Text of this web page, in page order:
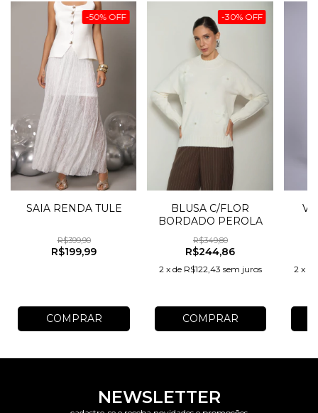
-50% OFF
SAIA RENDA TULE
R$399,90
R$199,99
COMPRAR
-30% OFF
BLUSA C/FLOR
BORDADO PEROLA
R$349,80
R$244,86
2 x de R$122,43 sem juros
COMPRAR
2 x
NEWSLETTER